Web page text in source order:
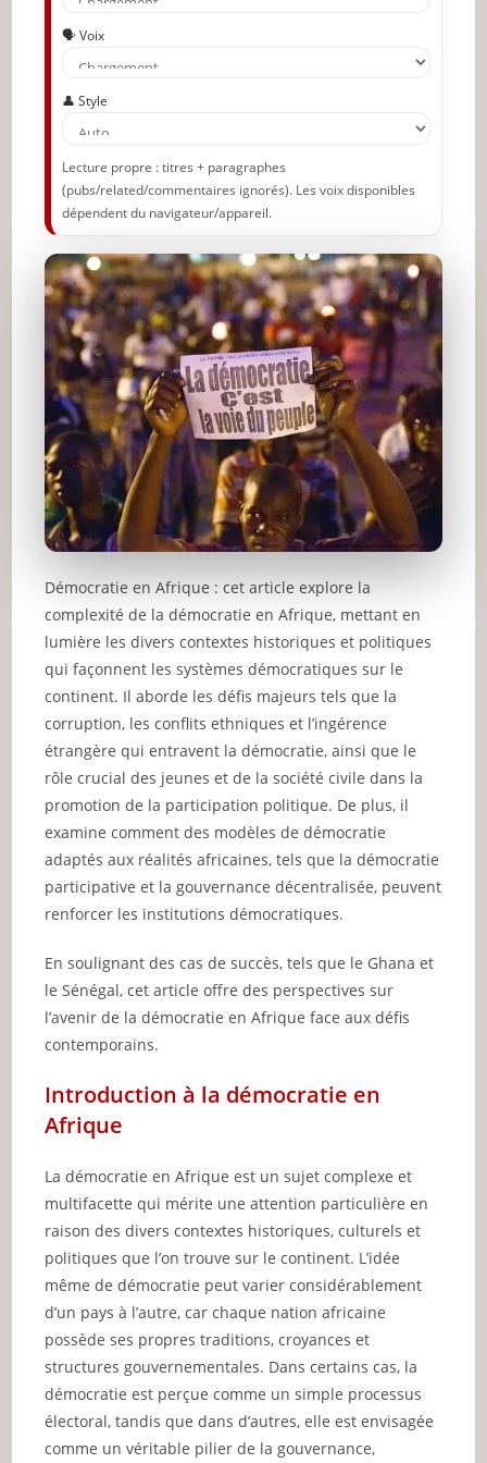
🗣️ Voix
👤 Style
Lecture propre : titres + paragraphes
(pubs/related/commentaires ignorés). Les voix disponibles
dépendent du navigateur/appareil.
Démocratie en Afrique : cet article explore la
complexité de la démocratie en Afrique, mettant en
lumière les divers contextes historiques et politiques
qui façonnent les systèmes démocratiques sur le
continent. Il aborde les défis majeurs tels que la
corruption, les conflits ethniques et l’ingérence
étrangère qui entravent la démocratie, ainsi que le
rôle crucial des jeunes et de la société civile dans la
promotion de la participation politique. De plus, il
examine comment des modèles de démocratie
adaptés aux réalités africaines, tels que la démocratie
participative et la gouvernance décentralisée, peuvent
renforcer les institutions démocratiques.
En soulignant des cas de succès, tels que le Ghana et
le Sénégal, cet article offre des perspectives sur
l’avenir de la démocratie en Afrique face aux défis
contemporains.
Introduction à la démocratie en
Afrique
La démocratie en Afrique est un sujet complexe et
multifacette qui mérite une attention particulière en
raison des divers contextes historiques, culturels et
politiques que l’on trouve sur le continent. L’idée
même de démocratie peut varier considérablement
d’un pays à l’autre, car chaque nation africaine
possède ses propres traditions, croyances et
structures gouvernementales. Dans certains cas, la
démocratie est perçue comme un simple processus
électoral, tandis que dans d’autres, elle est envisagée
comme un véritable pilier de la gouvernance,